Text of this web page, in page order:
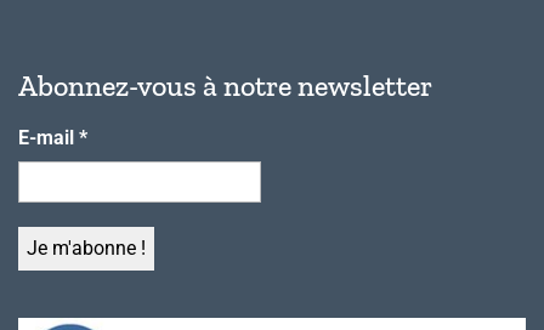
Abonnez-vous à notre newsletter
E-mail *